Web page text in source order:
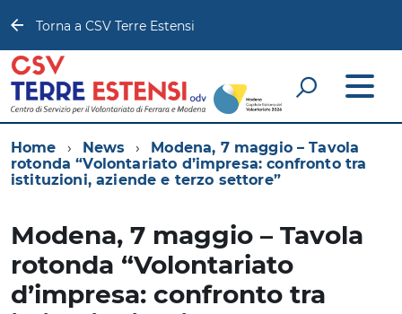
Torna a CSV Terre Estensi
Home News
Modena, 7 maggio – Tavola
rotonda “Volontariato d’impresa: confronto tra
istituzioni, aziende e terzo settore”
Modena, 7 maggio – Tavola
rotonda “Volontariato
d’impresa: confronto tra